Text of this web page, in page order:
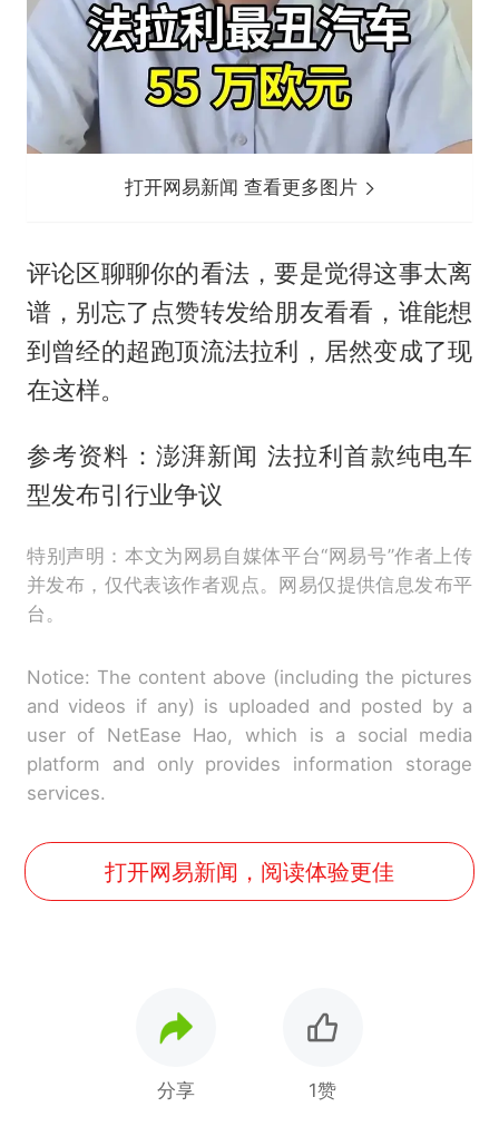
打开网易新闻 查看更多图片
评论区聊聊你的看法，要是觉得这事太离
谱，别忘了点赞转发给朋友看看，谁能想
到曾经的超跑顶流法拉利，居然变成了现
在这样。
参考资料：澎湃新闻 法拉利首款纯电车
型发布引行业争议
特别声明：本文为网易自媒体平台“网易号”作者上传
并发布，仅代表该作者观点。网易仅提供信息发布平
台。
Notice: The content above (including the pictures
and videos if any) is uploaded and posted by a
user of NetEase Hao, which is a social media
platform and only provides information storage
services.
打开网易新闻，阅读体验更佳
分享 1赞